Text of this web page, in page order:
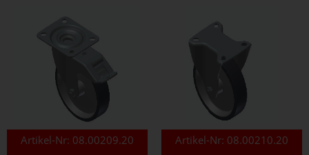
Artikel-Nr: 08.00209.20
Artikel-Nr: 08.00210.20